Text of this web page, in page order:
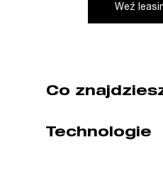
elementów
BW2056E/
Weź
Co
Technologie